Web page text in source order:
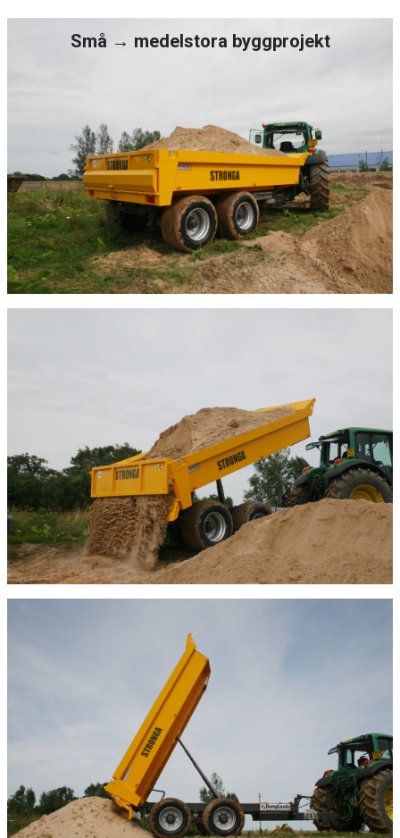
Små → medelstora byggprojekt